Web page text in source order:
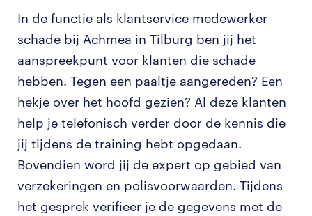
In de functie als klantservice medewerker
schade bij Achmea in Tilburg ben jij het
aanspreekpunt voor klanten die schade
hebben. Tegen een paaltje aangereden? Een
hekje over het hoofd gezien? Al deze klanten
help je telefonisch verder door de kennis die
jij tijdens de training hebt opgedaan.
Bovendien word jij de expert op gebied van
verzekeringen en polisvoorwaarden. Tijdens
het gesprek verifieer je de gegevens met de